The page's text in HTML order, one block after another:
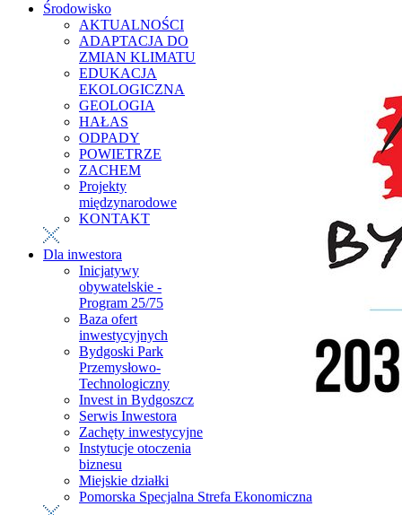
Środowisko
AKTUALNOŚCI
ADAPTACJA DO
ZMIAN KLIMATU
EDUKACJA
EKOLOGICZNA
GEOLOGIA
HAŁAS
ODPADY
POWIETRZE
ZACHEM
Projekty
międzynarodowe
KONTAKT
Dla inwestora
Inicjatywy
obywatelskie -
Program 25/75
Baza ofert
inwestycyjnych
Bydgoski Park
Przemysłowo-
Technologiczny
Invest in Bydgoszcz
Serwis Inwestora
Zachęty inwestycyjne
Instytucje otoczenia
biznesu
Miejskie działki
Pomorska Specjalna Strefa Ekonomiczna